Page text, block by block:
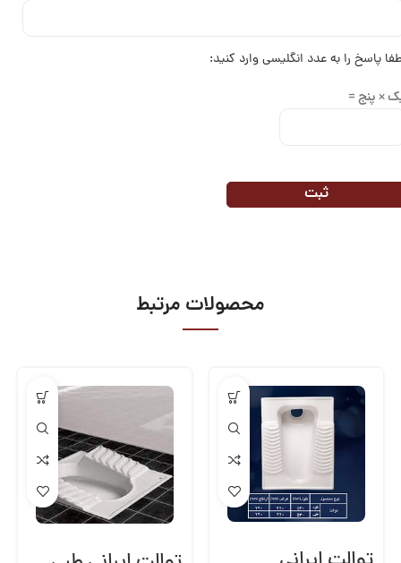
پاسخ را به عدد انگلیسی وارد کنید:
× پنج =
محصولات مرتبط